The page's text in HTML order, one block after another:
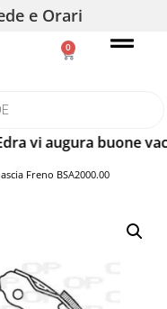
e Orari
0
augura buone
Freno BSA2000.00